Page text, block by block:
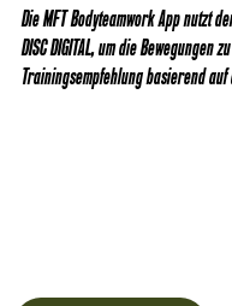
Die MFT Bodyteamwork App nutzt
DISC DIGITAL, um die
Trainingsempfehlung basierend